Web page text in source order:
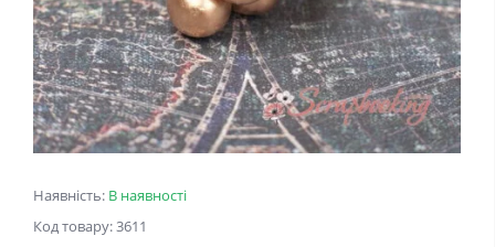
Наявність: В наявності
Код товару: 3611